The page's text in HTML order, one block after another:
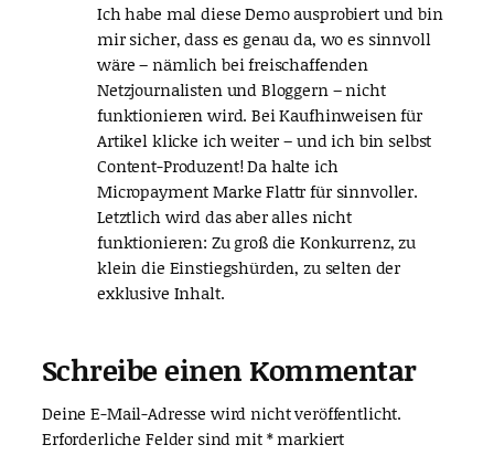
Ich habe mal diese Demo ausprobiert und bin
mir sicher, dass es genau da, wo es sinnvoll
wäre – nämlich bei freischaffenden
Netzjournalisten und Bloggern – nicht
funktionieren wird. Bei Kaufhinweisen für
Artikel klicke ich weiter – und ich bin selbst
Content-Produzent! Da halte ich
Micropayment Marke Flattr für sinnvoller.
Letztlich wird das aber alles nicht
funktionieren: Zu groß die Konkurrenz, zu
klein die Einstiegshürden, zu selten der
exklusive Inhalt.
Schreibe einen Kommentar
Deine E-Mail-Adresse wird nicht veröffentlicht.
Erforderliche Felder sind mit*markiert